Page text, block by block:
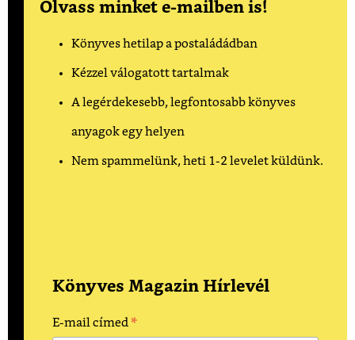
Olvass minket e-mailben is!
Könyves hetilap a postaládádban
Kézzel válogatott tartalmak
A legérdekesebb, legfontosabb könyves
anyagok egy helyen
Nem spammelünk, heti 1-2 levelet küldünk.
Könyves Magazin Hírlevél
E-mail címed*